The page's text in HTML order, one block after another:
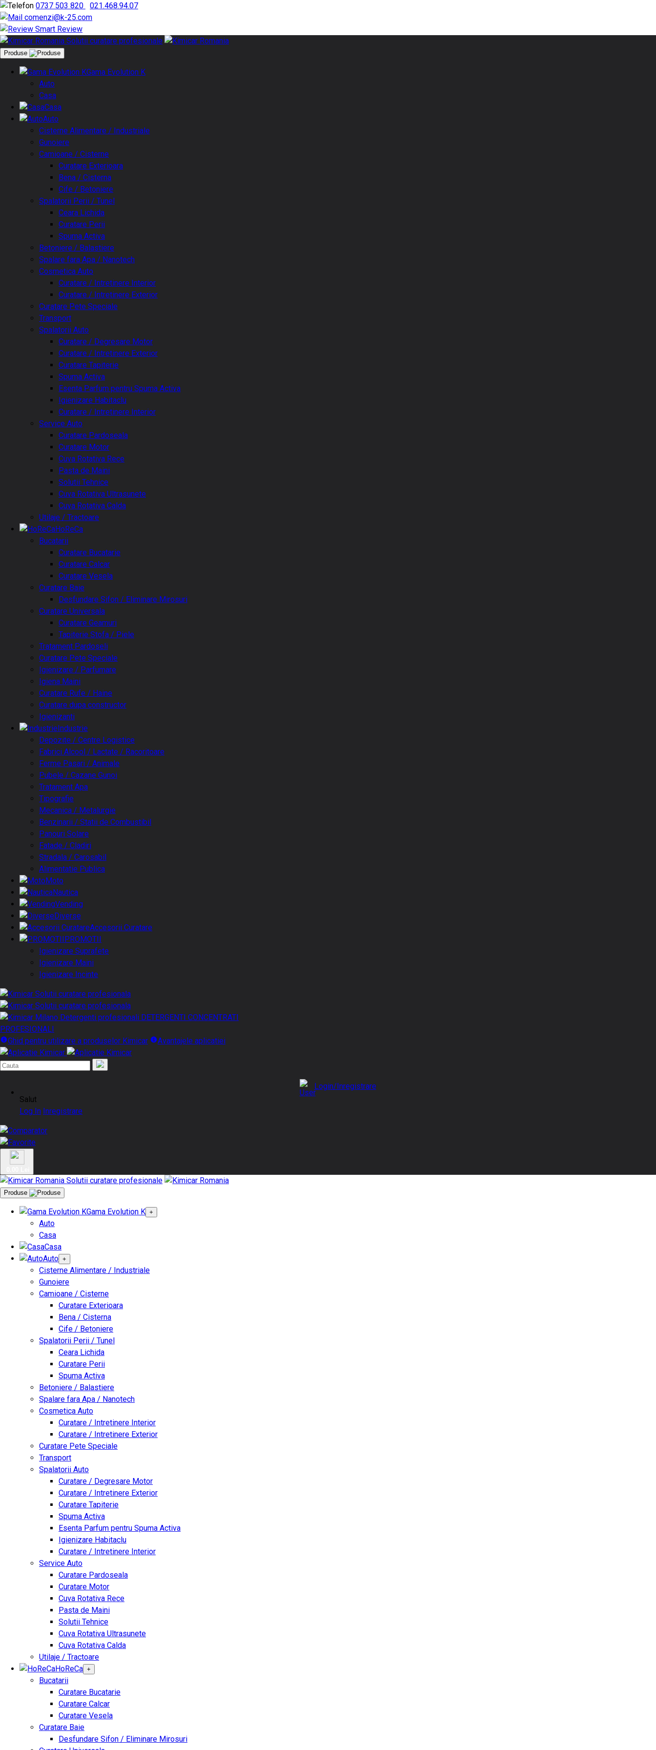
0737 503 820
021.468.94.07
comenzi@k-25.com
Smart Review
Produse
Gama Evolution K
Auto
Casa
Casa
Auto
Cisterne Alimentare / Industriale
Gunoiere
Camioane / Cisterne
Curatare Exterioara
Bena / Cisterna
Cife / Betoniere
Spalatorii Perii / Tunel
Ceara Lichida
Curatare Perii
Spuma Activa
Betoniere / Balastiere
Spalare fara Apa / Nanotech
Cosmetica Auto
Curatare / Intretinere Interior
Curatare / Intretinere Exterior
Curatare Pete Speciale
Transport
Spalatorii Auto
Curatare / Degresare Motor
Curatare / Intretinere Exterior
Curatare Tapiterie
Spuma Activa
Esenta Parfum pentru Spuma Activa
Igienizare Habitaclu
Curatare / Intretinere Interior
Service Auto
Curatare Pardoseala
Curatare Motor
Cuva Rotativa Rece
Pasta de Maini
Solutii Tehnice
Cuva Rotativa Ultrasunete
Cuva Rotativa Calda
Utilaje / Tractoare
HoReCa
Bucatarii
Curatare Bucatarie
Curatare Calcar
Curatare Vesela
Curatare Baie
Desfundare Sifon / Eliminare Mirosuri
Curatare Universala
Curatare Geamuri
Tapiterie Stofa / Piele
Tratament Pardoseli
Curatare Pete Speciale
Igienizare / Parfumare
Igiena Maini
Curatare Rufe / Haine
Curatare dupa constructor
Igienizanti
Industrie
Depozite / Centre Logistice
Fabrici Alcool / Lactate / Racoritoare
Ferme Pasari / Animale
Pubele / Cazane Gunoi
Tratament Apa
Tipografie
Mecanica / Metalurgie
Benzinarii / Statii de Combustibil
Panouri Solare
Fatade / Cladiri
Stradala / Carosabil
Alimentatie Publica
Moto
Nautica
Vending
Diverse
Accesorii Curatare
PROMOTII
Igienizare Suprafete
Igienizare Maini
Igienizare Incinte
DETERGENTI CONCENTRATI
PROFESIONALI
Ghid pentru utilizare a produselor Kimicar
Avantajele aplicatiei
Login/Inregistrare
Salut
Log In Inregistrare
Produse
Gama Evolution K +
Auto
Casa
Casa
Auto +
Cisterne Alimentare / Industriale
Gunoiere
Camioane / Cisterne
Curatare Exterioara
Bena / Cisterna
Cife / Betoniere
Spalatorii Perii / Tunel
Ceara Lichida
Curatare Perii
Spuma Activa
Betoniere / Balastiere
Spalare fara Apa / Nanotech
Cosmetica Auto
Curatare / Intretinere Interior
Curatare / Intretinere Exterior
Curatare Pete Speciale
Transport
Spalatorii Auto
Curatare / Degresare Motor
Curatare / Intretinere Exterior
Curatare Tapiterie
Spuma Activa
Esenta Parfum pentru Spuma Activa
Igienizare Habitaclu
Curatare / Intretinere Interior
Service Auto
Curatare Pardoseala
Curatare Motor
Cuva Rotativa Rece
Pasta de Maini
Solutii Tehnice
Cuva Rotativa Ultrasunete
Cuva Rotativa Calda
Utilaje / Tractoare
HoReCa +
Bucatarii
Curatare Bucatarie
Curatare Calcar
Curatare Vesela
Curatare Baie
Desfundare Sifon / Eliminare Mirosuri